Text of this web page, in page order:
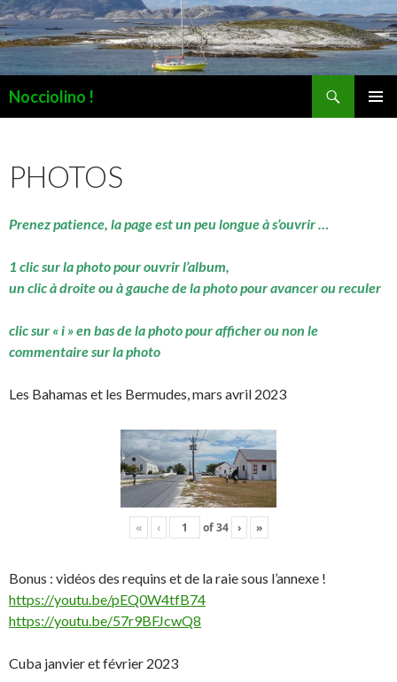
Nocciolino !
PHOTOS
Prenez patience, la page est un peu longue à s’ouvrir …
1 clic sur la photo pour ouvrir l’album,
un clic à droite ou à gauche de la photo pour avancer ou reculer
clic sur « i » en bas de la photo pour afficher ou non le
commentaire sur la photo
Les Bahamas et les Bermudes, mars avril 2023
« ‹ of34 › »
Bonus : vidéos des requins et de la raie sous l’annexe !
https://youtu.be/pEQ0W4tfB74
https://youtu.be/57r9BFJcwQ8
Cuba janvier et février 2023